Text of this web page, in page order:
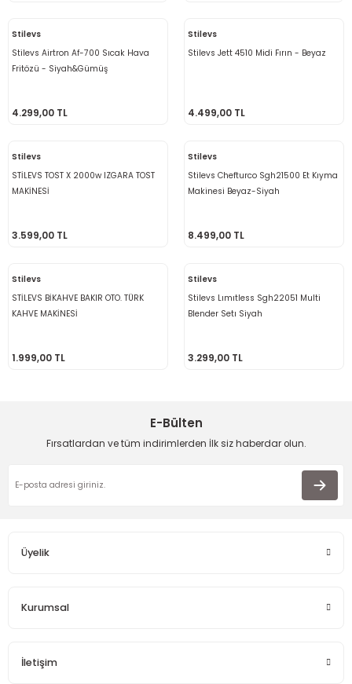
Stilevs
Stilevs Airtron Af-700 Sıcak Hava
Fritözü - Siyah&Gümüş
4.299,00 TL
Stilevs
Stilevs Jett 4510 Midi Fırın - Beyaz
4.499,00 TL
Stilevs
STİLEVS TOST X 2000w IZGARA TOST
MAKİNESİ
3.599,00 TL
Stilevs
Stilevs Chefturco Sgh21500 Et Kıyma
Makinesi Beyaz-Siyah
8.499,00 TL
Stilevs
STİLEVS BİKAHVE BAKIR OTO. TÜRK
KAHVE MAKİNESİ
1.999,00 TL
Stilevs
Stilevs Lımıtless Sgh22051 Multi
Blender Setı Siyah
3.299,00 TL
E-Bülten
Fırsatlardan ve tüm indirimlerden İlk siz haberdar olun.
Üyelik
Kurumsal
İletişim